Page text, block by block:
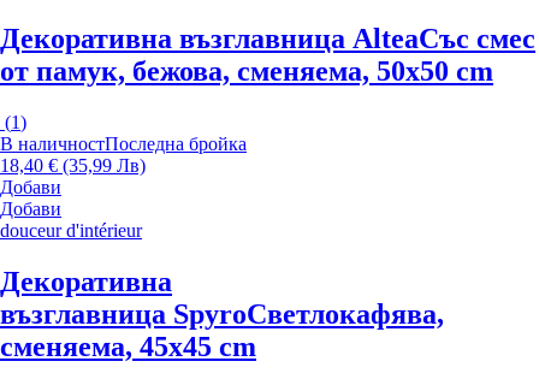
Декоративна възглавница AlteaСъс смес
от памук, бежова, сменяема, 50x50 cm
(1)
В наличностПоследна бройка
18,40 € (35,99 Лв)
Добави
Добави
douceur d'intérieur
Декоративна
възглавница SpyroСветлокафява,
сменяема, 45x45 cm